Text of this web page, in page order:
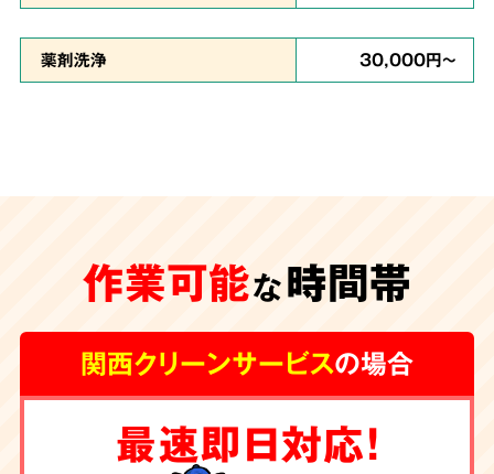
特殊清掃が遅れ、臭いや汚れが内装の下地にま
で及んでしまうと、その根源を取り除く為に内
装工事が必要な場合もございます。グループ会
社に工務店を有する弊社では清掃からリフォー
ムまで一手にお引き受けしております。
薬剤洗浄 30,000円～
作業可能な時間帯
関西クリーンサービスの場合
最速即日対応！